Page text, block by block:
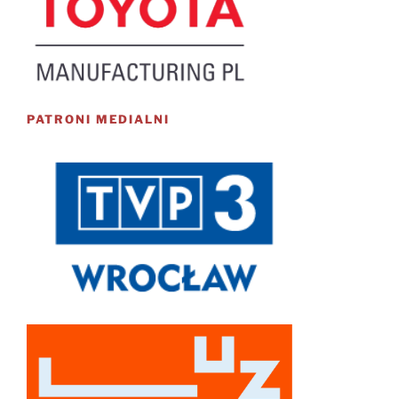
PATRONI MEDIALNI